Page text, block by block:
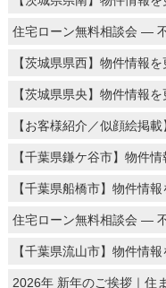
住宅ローン無料相談会 ―
【茨城県県西】物件情報を
【茨城県県央】物件情報を
【お客様紹介／似顔絵掲
【千葉県鎌ケ谷市】物件
【千葉県船橋市】物件情
住宅ローン無料相談会 ―
【千葉県流山市】物件情
2026年 新年のご挨拶｜住